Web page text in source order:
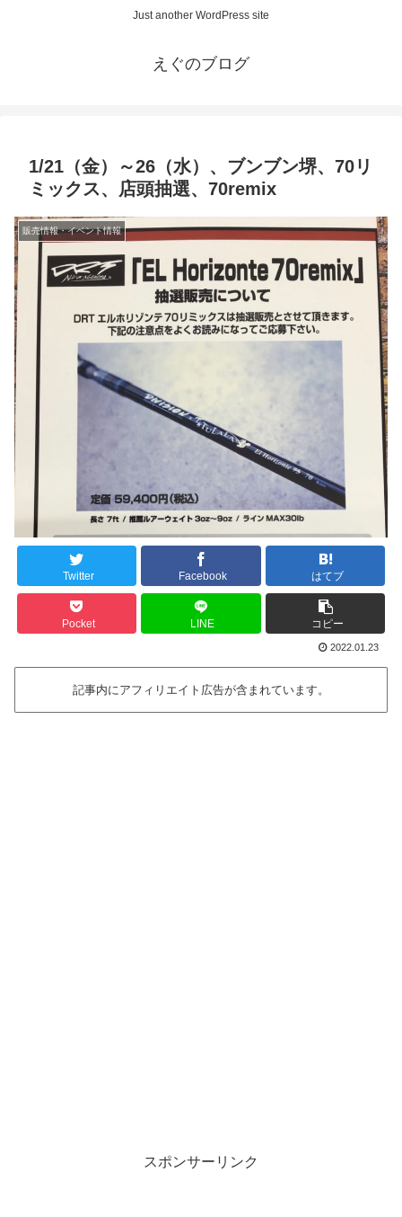
Just another WordPress site
えぐのブログ
1/21（金）～26（水）、ブンブン堺、70リ
ミックス、店頭抽選、70remix
販売情報・イベント情報
Twitter Facebook はてブ
Pocket LINE コピー
2022.01.23
記事内にアフィリエイト広告が含まれています。
スポンサーリンク